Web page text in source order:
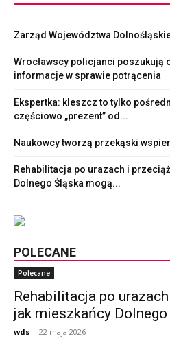
Zarząd Województwa
Wrocławscy policjanci poszukują
informacje w sprawie potrącenia
Ekspertka: kleszcz to tylko
częściowo „prezent” od...
Naukowcy tworzą przekąski
Rehabilitacja po urazach i
Dolnego Śląska mogą...
POLECANE
Polecane
Rehabilitacja po
jak mieszkańcy Dolnego
wds - 22 maja 2026